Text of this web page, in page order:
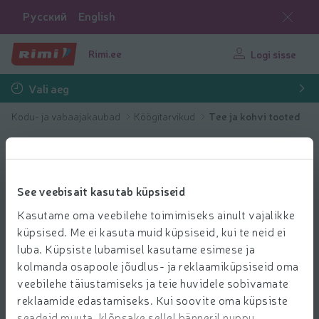
See veebisait kasutab küpsiseid
Kasutame oma veebilehe toimimiseks ainult vajalikke
küpsised. Me ei kasuta muid küpsiseid, kui te neid ei
luba. Küpsiste lubamisel kasutame esimese ja
kolmanda osapoole jõudlus- ja reklaamiküpsiseid oma
veebilehe täiustamiseks ja teie huvidele sobivamate
reklaamide edastamiseks. Kui soovite oma küpsiste
Русский English
Rimi.ee Logi sisse
Vali aeg
Kodu- ja vabaajakaubad Köögitarvikud Tee ja kohvi tooted